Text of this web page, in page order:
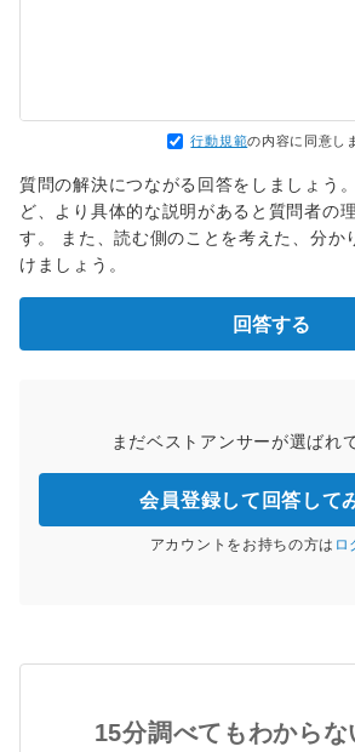
行動規範の内容に同意し
質問の解決につながる回答をしましょう
ど、より具体的な説明があると質問者の
す。 また、読む側のことを考えた、分か
けましょう。
回答する
まだベストアンサーが選ばれ
会員登録して回答して
アカウントをお持ちの方は ロ
15分調べてもわからな